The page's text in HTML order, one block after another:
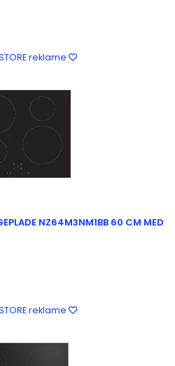
reklame
NZ64M3NM1BB 60 CM MED
reklame